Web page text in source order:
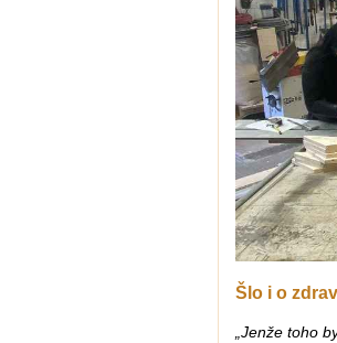
Šlo i o
„Jenže toho